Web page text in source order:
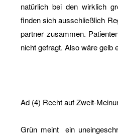
na­tür­lich bei den wirk­lich
fin­den sich aus­schließ­lich
part­ner zu­sam­men.
nicht ge­fragt. Also wäre gelb
Ad (4) Recht auf Zweit-
Grün meint
ein